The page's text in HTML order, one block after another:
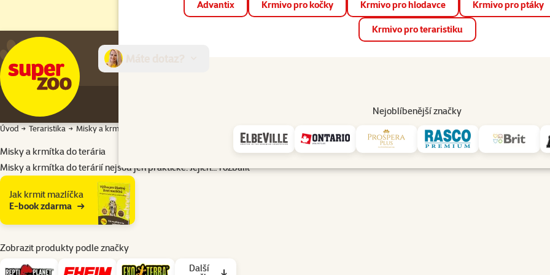
📱 Stáhněte si novou aplikaci Super zoo.Více informací
Advantix Krmivo pro kočky Krmivo pro hlodavce Krmivo pro ptáky
Krmivo pro teraristiku
Nejoblíbenější značky
Prodejny Služby
Úvod Teraristika Misky a krmítka
Misky a krmítka do terária
Misky a krmítka do terárií nejsou jen praktické. Jejich…rozbalit
Podkategorie
Jak krmit mazlíčka
E-book zdarma
Zobrazit produkty podle značky
Další